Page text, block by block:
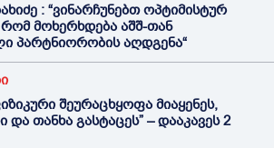
: “ვინარჩუნებთ ოპტიმისტურ
მოხერხდება აშშ-თან
პარტნიორობის აღდგენა“
შეურაცხყოფა მიაყენეს,
თანხა გასტაცეს” – დააკავეს 2